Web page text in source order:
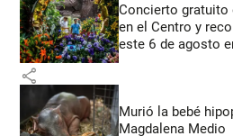
Concierto gratuito
en el Centro y
este 6 de agosto
share
Murió la bebé
Magdalena Medio